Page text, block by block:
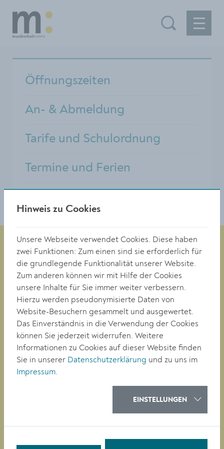
Öffnungszeiten
An- & Abmeldung
Tarife und Schulordnung
Termine und Ferien
Musikschule KREMS
Hafnerplatz 2
A-3500 Krems an der Donau
T: +43 (0)2732 801365
E:musikschule@krems.gv.at
MUSIKSCHULE
Hinweis zu Cookies
Unsere Webseite verwendet Cookies. Diese haben
zwei Funktionen: Zum einen sind sie erforderlich für
die grundlegende Funktionalität unserer Website.
Zum anderen können wir mit Hilfe der Cookies
unsere Inhalte für Sie immer weiter verbessern.
Hierzu werden pseudonymisierte Daten von
Website-Besuchern gesammelt und ausgewertet.
Das Einverständnis in die Verwendung der Cookies
können Sie jederzeit widerrufen. Weitere
Informationen zu Cookies auf dieser Website finden
Sie in unserer Datenschutzerklärung und zu uns im
Impressum.
EINSTELLUNGEN